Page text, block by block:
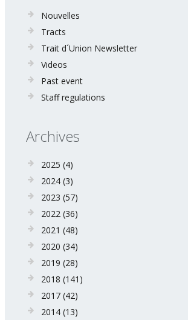
Nouvelles
Tracts
Trait d´Union Newsletter
Videos
Past event
Staff regulations
Archives
2025 (4)
2024 (3)
2023 (57)
2022 (36)
2021 (48)
2020 (34)
2019 (28)
2018 (141)
2017 (42)
2014 (13)